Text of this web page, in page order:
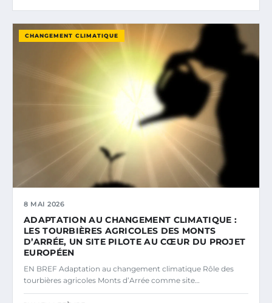
CHANGEMENT CLIMATIQUE
8 MAI 2026
ADAPTATION AU CHANGEMENT CLIMATIQUE :
LES TOURBIÈRES AGRICOLES DES MONTS
D’ARRÉE, UN SITE PILOTE AU CŒUR DU PROJET
EUROPÉEN
EN BREF Adaptation au changement climatique Rôle des
tourbières agricoles Monts d’Arrée comme site…